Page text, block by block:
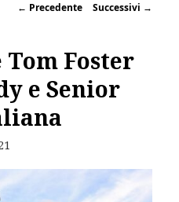
← Precedente Successivi →
Foster
e Senior